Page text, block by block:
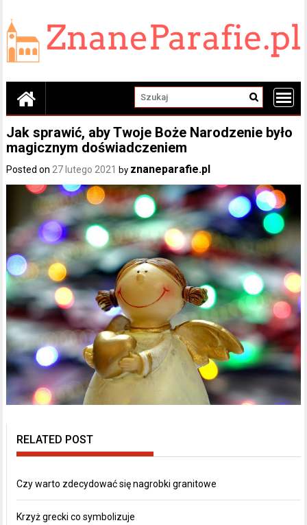
content
Jak sprawić, aby Twoje Boże Narodzenie było
magicznym doświadczeniem
Posted on 27 lutego 2021 by znaneparafie.pl
RELATED POST
Czy warto zdecydować się nagrobki granitowe
Krzyż grecki co symbolizuje